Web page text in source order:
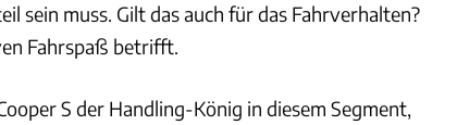
sein muss. Gilt das auch für das Fahrverhalten?
Fahrspaß betrifft.
S der Handling-König in diesem Segment,